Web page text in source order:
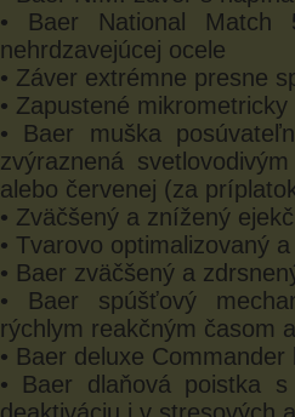
• Baer National
nehrdzavejúcej ocele
• Záver extrémne presne
• Zapustené
• Baer muška
zvýraznená
alebo červenej (za
• Zväčšený a znížený
• Tvarovo optimalizovaný
• Baer zväčšený a
• Baer spúšťový
rýchlym reakčným časom
• Baer deluxe Commander
• Baer dlaňová poistka